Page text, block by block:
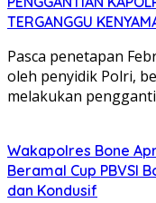
TERGANGGU
Pasca penetapan
oleh penyidik Polri,
melakukan
Wakapolres Bone
Beramal Cup PBVSI
dan Kondusif